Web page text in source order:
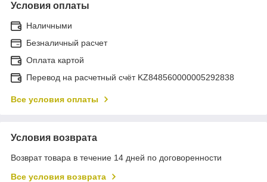
Условия оплаты
Наличными
Безналичный расчет
Оплата картой
Перевод на расчетный счёт KZ848560000005292838
Все условия оплаты
Условия возврата
Возврат товара в течение 14 дней по договоренности
Все условия возврата